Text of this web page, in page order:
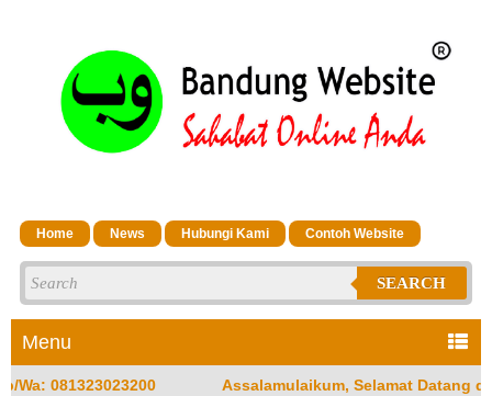
Home News Hubungi Kami Contoh Website
SEARCH
Menu
Selamat Datang di Jasa Bandung Website